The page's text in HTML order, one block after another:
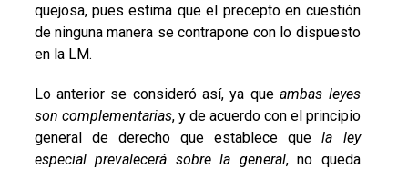
quejosa, pues estima que el precepto en cuestión
de ninguna manera se contrapone con lo dispuesto
en la LM.
Lo anterior se consideró así, ya queambas leyes
son complementarias, y de acuerdo con el principio
general de derecho que establece quela ley
especial prevalecerá sobre la general, no queda